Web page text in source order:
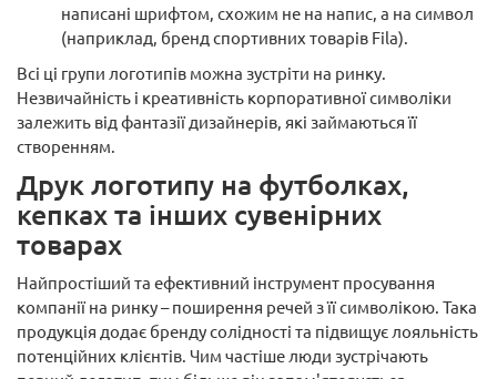
написані шрифтом, схожим не на напис, а на символ
(наприклад, бренд спортивних товарів Fila).
Всі ці групи логотипів можна зустріти на ринку.
Незвичайність і креативність корпоративної символіки
залежить від фантазії дизайнерів, які займаються її
створенням.
Друк логотипу на футболках,
кепках та інших сувенірних
товарах
Найпростіший та ефективний інструмент просування
компанії на ринку – поширення речей з її символікою. Така
продукція додає бренду солідності та підвищує лояльність
потенційних клієнтів. Чим частіше люди зустрічають